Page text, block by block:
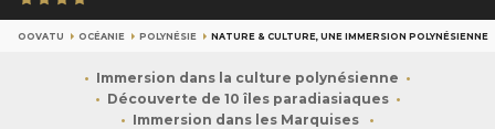
OOVATU OCÉANIE POLYNÉSIE NATURE & CULTURE, UNE IMMERSION POLYNÉSIENNE
Immersion dans la culture polynésienne
Découverte de 10 îles paradiasiaques
Immersion dans les Marquises